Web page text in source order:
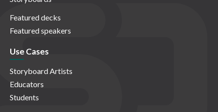
Featured decks
Featured speakers
Use Cases
Storyboard Artists
Educators
Students